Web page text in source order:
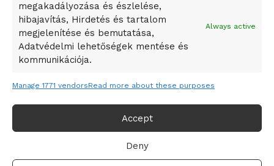
megakadályozása és észlelése,
hibajavítás, Hirdetés és tartalom
megjelenítése és bemutatása,
Adatvédelmi lehetőségek mentése és
kommunikációja.
Always active
Manage 1771 vendorsRead more about these purposes
Accept
Deny
Kuramagomedov ötödik, Muszukajev elődöntős – Birkózó
világkupa